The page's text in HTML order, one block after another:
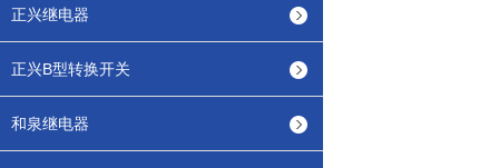
正兴继电器
正兴B型转换开关
和泉继电器